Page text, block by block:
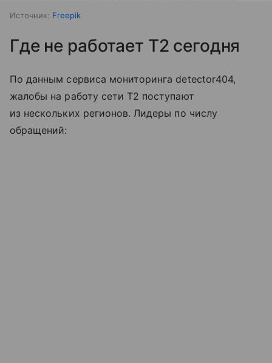
Источник: Freepik
Где не работает T2 сегодня
По данным сервиса мониторинга detector404,
жалобы на работу сети T2 поступают
из нескольких регионов. Лидеры по числу
обращений: